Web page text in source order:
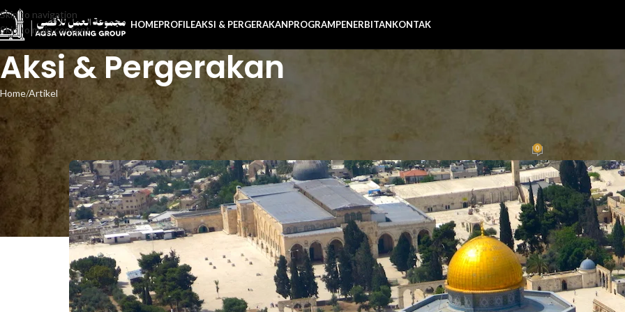
Skip to navigation
Skip to main content
HOMEPROFILEAKSI & PERGERAKANPROGRAMPENERBITANKONTAK
Aksi & Pergerakan
Home Artikel
Pembebasan Al-Aqsa, Jihad Sepanjang
On 16 Februari 2016 0